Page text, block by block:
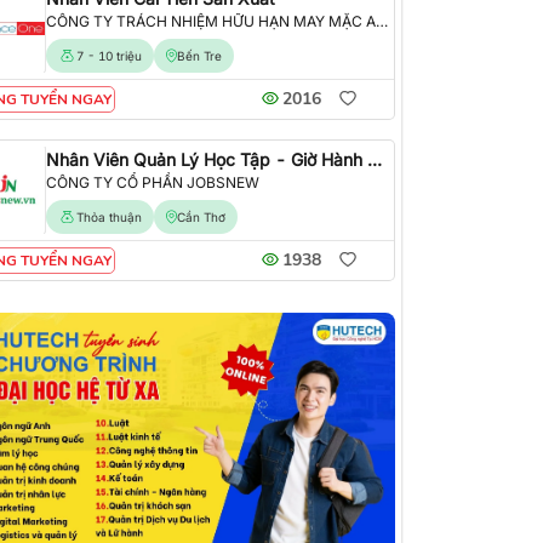
CÔNG TY TRÁCH NHIỆM HỮU HẠN MAY MẶC ALLIANCE ONE
7 - 10 triệu Bến Tre
TUYỂN NGAY 2016
Nhân Viên Quản Lý Học Tập - Giờ Hành Chính
CÔNG TY CỔ PHẦN JOBSNEW
Thỏa thuận Cần Thơ
TUYỂN NGAY 1938